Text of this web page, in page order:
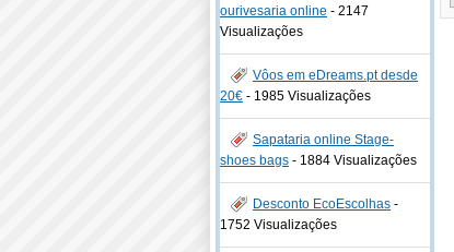
ourivesaria online - 2147
Visualizações
Vôos em eDreams.pt desde
20€ - 1985 Visualizações
Sapataria online Stage-
shoes bags - 1884 Visualizações
Desconto EcoEscolhas -
1752 Visualizações